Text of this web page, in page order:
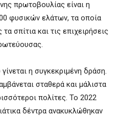
πρωτοβουλίας είναι η
φυσικών ελάτων, τα οποία
σπίτια και τις επιχειρήσεις
η συγκεκριμένη δράση.
σταθερά και μάλιστα
πολίτες. Το 2022
δέντρα ανακυκλώθηκαν